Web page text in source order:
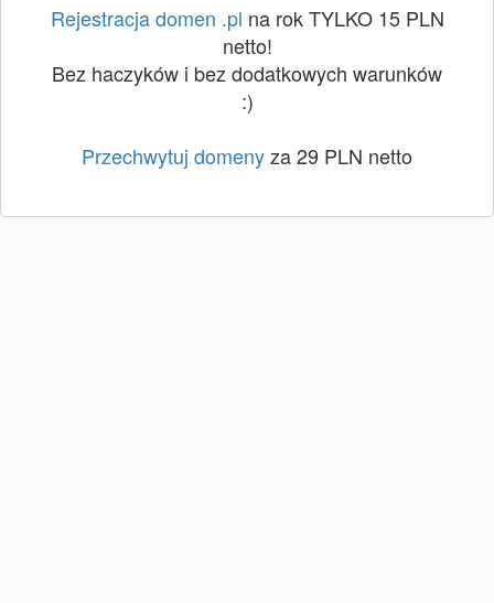
Rejestracja domen .pl na rok TYLKO 15 PLN
netto!
Bez haczyków i bez dodatkowych warunków
:)
Przechwytuj domenyza 29 PLN netto